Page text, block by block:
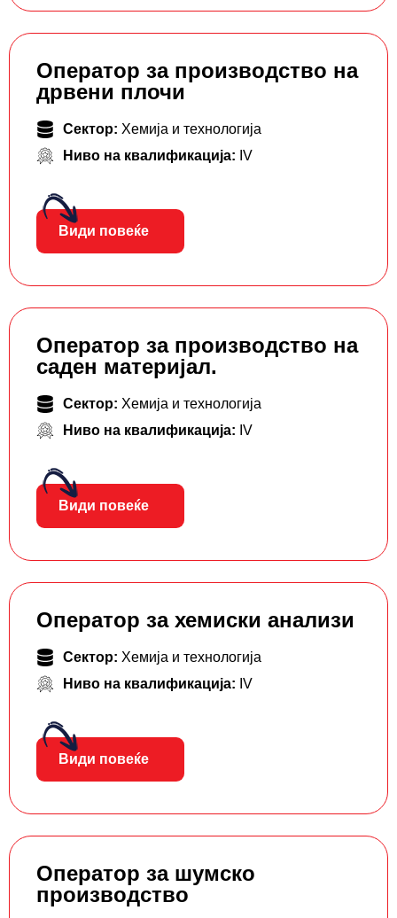
Оператор за производство на
дрвени плочи
Сектор: Хемија и технологија
Ниво на квалификација: IV
Види повеќе
Оператор за производство на
саден материјал.
Сектор: Хемија и технологија
Ниво на квалификација: IV
Види повеќе
Оператор за хемиски анализи
Сектор: Хемија и технологија
Ниво на квалификација: IV
Види повеќе
Оператор за шумско
производство